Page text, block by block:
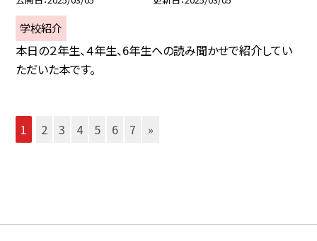
学校紹介
本日の２年生、４年生、6年生への読み聞かせで紹介してい
ただいた本です。
1 2 3 4 5 6 7 »